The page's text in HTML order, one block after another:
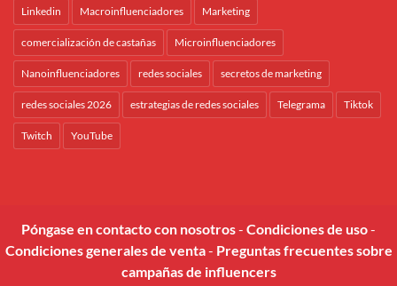
Linkedin Macroinfluenciadores Marketing
comercialización de castañas Microinfluenciadores
Nanoinfluenciadores redes sociales secretos de marketing
redes sociales 2026 estrategias de redes sociales Telegrama Tiktok
Twitch YouTube
Póngase en contacto con nosotros- Condiciones de uso-
Condiciones generales de venta- Preguntas frecuentes sobre
campañas de influencers